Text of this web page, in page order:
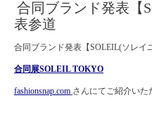
合同ブランド発表【
表参道
合同ブランド発表【SOLEIL(ソレイ
合同展SOLEIL TOKYO
fashionsnap.com さんにてご紹介いた